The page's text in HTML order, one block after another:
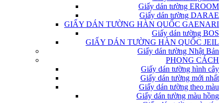
Giấy dán tường EROOM
Giấy dán tường DARAE
GIẤY DÁN TƯỜNG HÀN QUỐC GAENARI
Giấy dán tường BOS
GIẤY DÁN TƯỜNG HÀN QUỐC JEIL
Giấy dán tường Nhật Bản
PHONG CÁCH
Giấy dán tường hình cây
Giấy dán tường mới nhất
Giấy dán tường theo màu
Giấy dán tường màu hồng